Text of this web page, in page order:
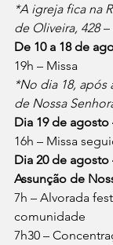
*A igreja fica na
de Oliveira, 428
De 10 a 18 de
19h – Missa
*No dia 18, após
de Nossa
Dia 19 de agosto
16h – Missa
Dia 20 de
Assunção de
7h – Alvorada
comunidade
7h30 –